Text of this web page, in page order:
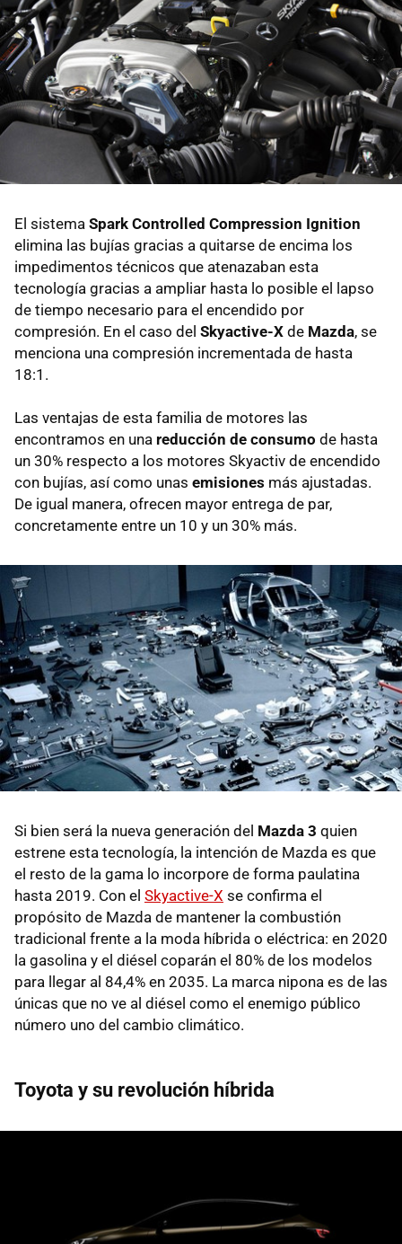
El sistema Spark Controlled Compression Ignition
elimina las bujías gracias a quitarse de encima los
impedimentos técnicos que atenazaban esta
tecnología gracias a ampliar hasta lo posible el lapso
de tiempo necesario para el encendido por
compresión. En el caso del Skyactive-X de Mazda, se
menciona una compresión incrementada de hasta
18:1.
Las ventajas de esta familia de motores las
encontramos en una reducción de consumo de hasta
un 30% respecto a los motores Skyactiv de encendido
con bujías, así como unas emisiones más ajustadas.
De igual manera, ofrecen mayor entrega de par,
concretamente entre un 10 y un 30% más.
Si bien será la nueva generación del Mazda 3 quien
estrene esta tecnología, la intención de Mazda es que
el resto de la gama lo incorpore de forma paulatina
hasta 2019. Con el Skyactive-X se confirma el
propósito de Mazda de mantener la combustión
tradicional frente a la moda híbrida o eléctrica: en 2020
la gasolina y el diésel coparán el 80% de los modelos
para llegar al 84,4% en 2035. La marca nipona es de las
únicas que no ve al diésel como el enemigo público
número uno del cambio climático.
Toyota y su revolución híbrida